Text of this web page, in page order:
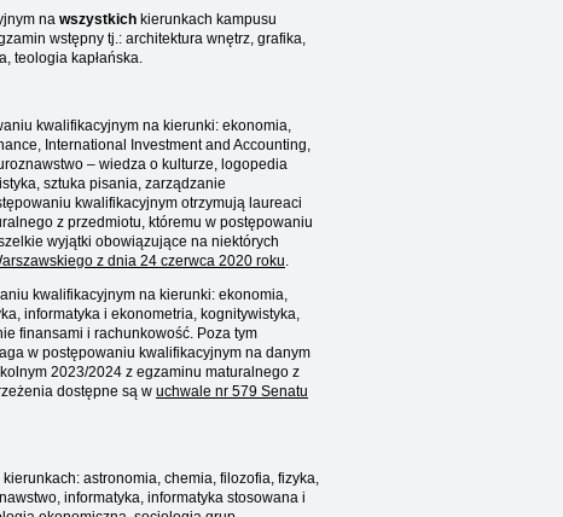
na wszystkich kierunkach kampusu
wstępny tj.: architektura wnętrz, grafika,
teologia kapłańska.
kwalifikacyjnym na kierunki: ekonomia,
International Investment and Accounting,
– wiedza o kulturze, logopedia
sztuka pisania, zarządzanie
kwalifikacyjnym otrzymują laureaci
z przedmiotu, któremu w postępowaniu
wyjątki obowiązujące na niektórych
z dnia 24 czerwca 2020 roku.
kwalifikacyjnym na kierunki: ekonomia,
informatyka i ekonometria, kognitywistyka,
finansami i rachunkowość. Poza tym
w postępowaniu kwalifikacyjnym na danym
2023/2024 z egzaminu maturalnego z
dostępne są w uchwale nr 579 Senatu
astronomia, chemia, filozofia, fizyka,
informatyka, informatyka stosowana i